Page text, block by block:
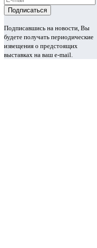
Подписавшись на новости, Вы
будете получать периодические
извещения о предстоящих
выставках на ваш e-mail.